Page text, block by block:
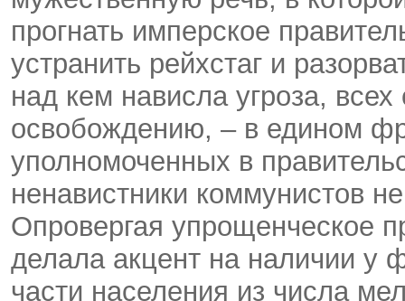
прогнать имперское
устранить рейхстаг и
над кем нависла угроза,
освобождению, – в едином
уполномоченных в
ненавистники коммунистов
Опровергая упрощенческое
делала акцент на наличии у
части населения из числа